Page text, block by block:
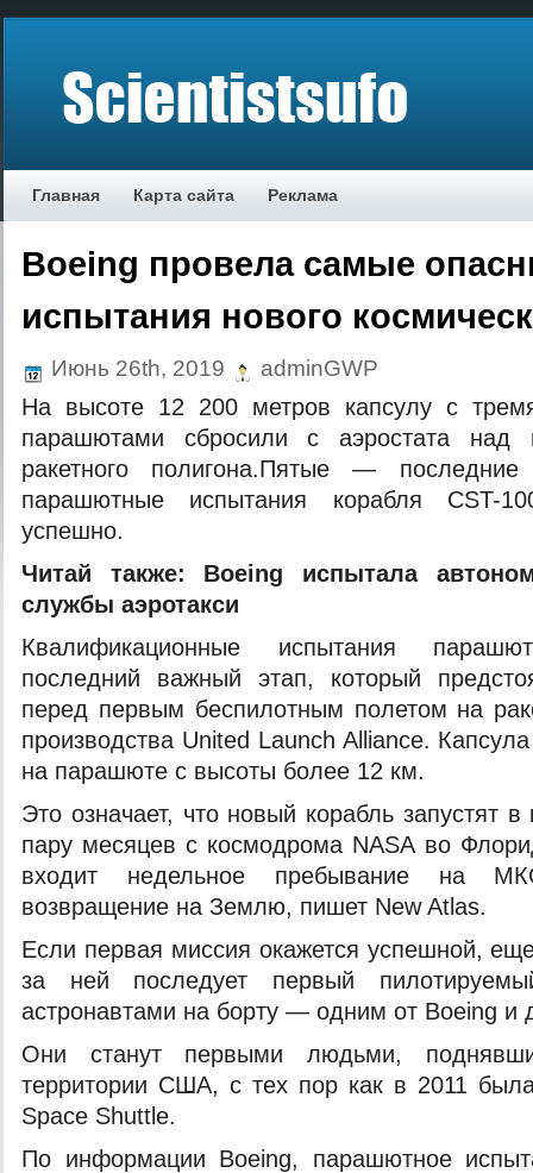
Главная Карта сайта Реклама
Boeing провела самые
испытания нового
Июнь 26th, 2019 adminGWP
На высоте 12 200 метров капсулу с
парашютами сбросили с аэростата над
ракетного полигона.Пятые —
парашютные испытания корабля CST-
успешно.
Читай также: Boeing испытала
службы аэротакси
Квалификационные испытания
последний важный этап, который
перед первым беспилотным полетом на
производства United Launch Alliance.
на парашюте с высоты более 12 км.
Это означает, что новый корабль запустят
пару месяцев с космодрома NASA во
входит недельное пребывание на
возвращение на Землю, пишет New Atlas.
Если первая миссия окажется успешной,
за ней последует первый
астронавтами на борту — одним от Boeing и
Они станут первыми людьми,
территории США, с тех пор как в 2011
Space Shuttle.
По информации Boeing, парашютное